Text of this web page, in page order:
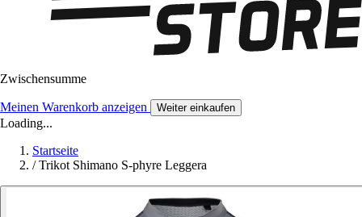
Zwischensumme
Meinen Warenkorb anzeigen Weiter einkaufen
Loading...
Startseite
/ Trikot Shimano S-phyre Leggera